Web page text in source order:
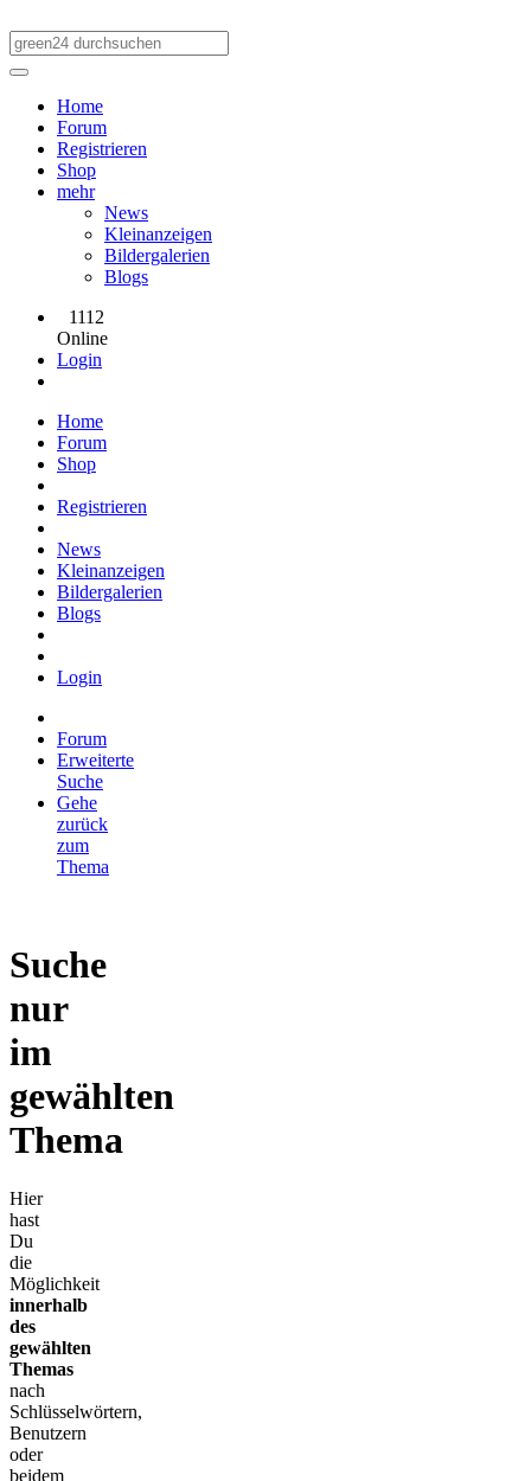
Home
Forum
Registrieren
Shop
mehr
News
Kleinanzeigen
Bildergalerien
Blogs
1112
Online
Login
Home
Forum
Shop
Registrieren
News
Kleinanzeigen
Bildergalerien
Blogs
Login
Forum
Erweiterte
Suche
Gehe
zurück
zum
Thema
Suche
nur
im
gewählten
Thema
Hier
hast
Du
die
Möglichkeit
innerhalb
des
gewählten
Themas
nach
Schlüsselwörtern,
Benutzern
oder
beidem